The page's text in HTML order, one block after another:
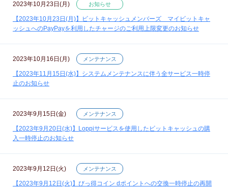
2023年10月23日(月) お知らせ
【2023年10月23日(月)】ビットキャッシュメンバーズ マイビットキャ
ッシュへのPayPayを利用したチャージのご利用上限変更のお知らせ
2023年10月16日(月) メンテナンス
【2023年11月15日(水)】システムメンテナンスに伴う全サービス一時停
止のお知らせ
2023年9月15日(金) メンテナンス
【2023年9月20日(水)】Loppiサービスを使用したビットキャッシュの購
入一時停止のお知らせ
2023年9月12日(火) メンテナンス
【2023年9月12日(火)】びっ得コイン dポイントへの交換一時停止の再開